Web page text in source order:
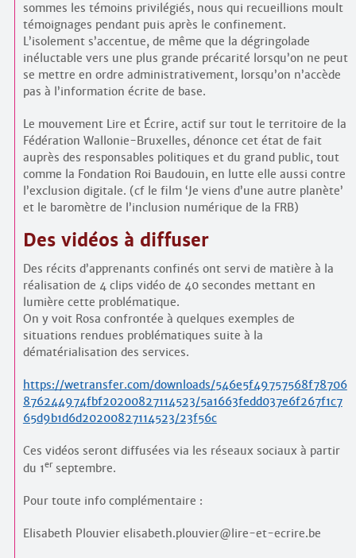
sommes les témoins privilégiés, nous qui recueillions moult
témoignages pendant puis après le confinement.
L’isolement s’accentue, de même que la dégringolade
inéluctable vers une plus grande précarité lorsqu’on ne peut
se mettre en ordre administrativement, lorsqu’on n’accède
pas à l’information écrite de base.
Le mouvement Lire et Écrire, actif sur tout le territoire de la
Fédération Wallonie-Bruxelles, dénonce cet état de fait
auprès des responsables politiques et du grand public, tout
comme la Fondation Roi Baudouin, en lutte elle aussi contre
l’exclusion digitale. (cf le film ‘Je viens d’une autre planète’
et le baromètre de l’inclusion numérique de la FRB)
Des vidéos à diffuser
Des récits d’apprenants confinés ont servi de matière à la
réalisation de 4 clips vidéo de 40 secondes mettant en
lumière cette problématique.
On y voit Rosa confrontée à quelques exemples de
situations rendues problématiques suite à la
dématérialisation des services.
https://wetransfer.com/downloads/546e5f49757568f78706
876244974fbf20200827114523/5a1663fedd037e6f267f1c7
65d9b1d6d20200827114523/23f56c
Ces vidéos seront diffusées via les réseaux sociaux à partir
du 1erseptembre.
Pour toute info complémentaire :
Elisabeth Plouvier elisabeth.plouvier@lire-et-ecrire.be